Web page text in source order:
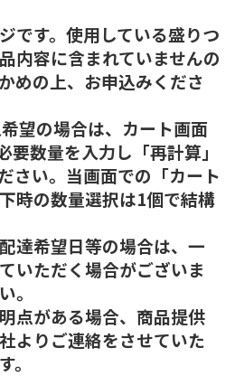
です。使用している盛りつ
内容に含まれていませんの
めの上、お申込みくださ
望の場合は、カート画面
数量を入力し「再計算」
さい。当画面での「カート
時の数量選択は1個で結構
達希望日等の場合は、一
いただく場合がございま
。
点がある場合、商品提供
よりご連絡をさせていた
。